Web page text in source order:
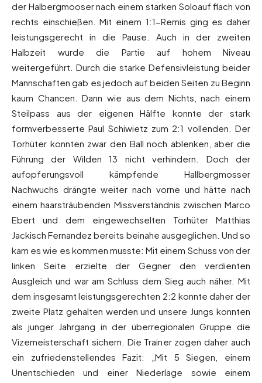
der Halbergmooser nach einem starken Soloauf flach von
rechts einschießen. Mit einem 1:1-Remis ging es daher
leistungsgerecht in die Pause. Auch in der zweiten
Halbzeit wurde die Partie auf hohem Niveau
weitergeführt. Durch die starke Defensivleistung beider
Mannschaften gab es jedoch auf beiden Seiten zu Beginn
kaum Chancen. Dann wie aus dem Nichts, nach einem
Steilpass aus der eigenen Hälfte konnte der stark
formverbesserte Paul Schiwietz zum 2:1 vollenden. Der
Torhüter konnten zwar den Ball noch ablenken, aber die
Führung der Wilden 13 nicht verhindern. Doch der
aufopferungsvoll kämpfende Hallbergmosser
Nachwuchs drängte weiter nach vorne und hätte nach
einem haarsträubenden Missverständnis zwischen Marco
Ebert und dem eingewechselten Torhüter Matthias
Jackisch Fernandez bereits beinahe ausgeglichen. Und so
kam es wie es kommen musste: Mit einem Schuss von der
linken Seite erzielte der Gegner den verdienten
Ausgleich und war am Schluss dem Sieg auch näher. Mit
dem insgesamt leistungsgerechten 2:2 konnte daher der
zweite Platz gehalten werden und unsere Jungs konnten
als junger Jahrgang in der überregionalen Gruppe die
Vizemeisterschaft sichern. Die Trainer zogen daher auch
ein zufriedenstellendes Fazit: „Mit 5 Siegen, einem
Unentschieden und einer Niederlage sowie einem